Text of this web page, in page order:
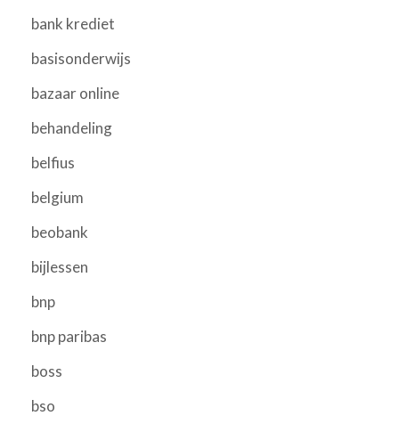
bank krediet
basisonderwijs
bazaar online
behandeling
belfius
belgium
beobank
bijlessen
bnp
bnp paribas
boss
bso